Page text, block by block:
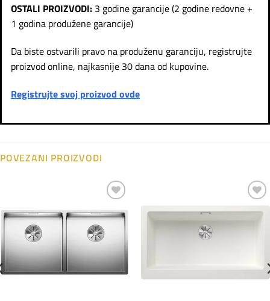
OSTALI PROIZVODI: 3 godine garancije (2 godine redovne +
1 godina produžene garancije)
Da biste ostvarili pravo na produženu garanciju, registrujte
proizvod online, najkasnije 30 dana od kupovine.
Registrujte svoj proizvod ovde
POVEZANI PROIZVODI
Dodaj
na
Dodaj